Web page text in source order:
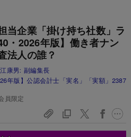
当企業「掛け持ち社数」ラ
・2026年版】働き者ナン
法人の誰？
江康男:副編集長
26年版】公認会計士「実名」「実額」2387
員限定